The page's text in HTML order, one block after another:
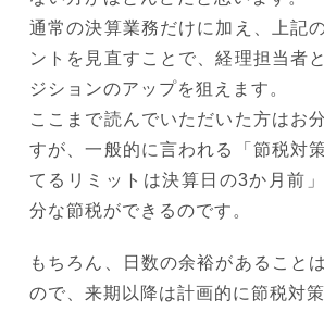
通常の決算業務だけに加え、上記
ントを見直すことで、経理担当者
ジションのアップを狙えます。
ここまで読んでいただいた方はお
すが、一般的に言われる「節税対
てるリミットは決算日の3か月前
分な節税ができるのです。
もちろん、日数の余裕があること
ので、来期以降は計画的に節税対